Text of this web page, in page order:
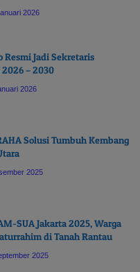
2026
Resmi Jadi Sekretaris
2026 – 2030
2026
Solusi Tumbuh Kembang
2025
SUA Jakarta 2025, Warga
di Tanah Rantau
2025